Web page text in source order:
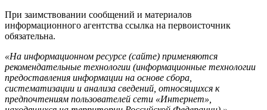
При заимствовании сообщений и материалов
информационного агентства ссылка на первоисточник
обязательна.
«На информационном ресурсе (сайте) применяются
рекомендательные технологии (информационные технологии
предоставления информации на основе сбора,
систематизации и анализа сведений, относящихся к
предпочтениям пользователей сети «Интернет»,